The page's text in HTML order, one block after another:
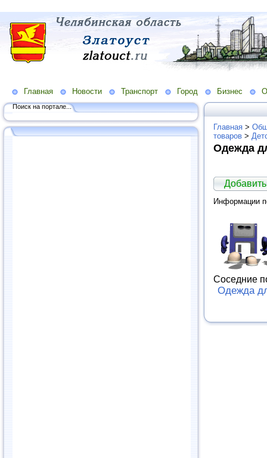
Главная Новости Транспорт Город Бизнес
Поиск на портале...
Главная >
товаров >
Одежда
Информации
Соседние
Одежда